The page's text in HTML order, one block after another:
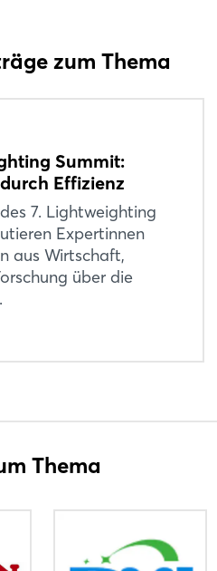
zum Thema
Summit:
Effizienz
7. Lightweighting
Expertinnen
aus Wirtschaft,
über die
Thema